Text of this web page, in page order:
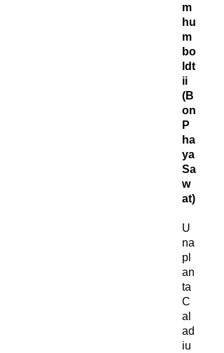
m
hu
m
bo
ldt
ii
(B
on
P
ha
ya
Sa
w
at)
U
na
pl
an
ta
C
al
ad
iu